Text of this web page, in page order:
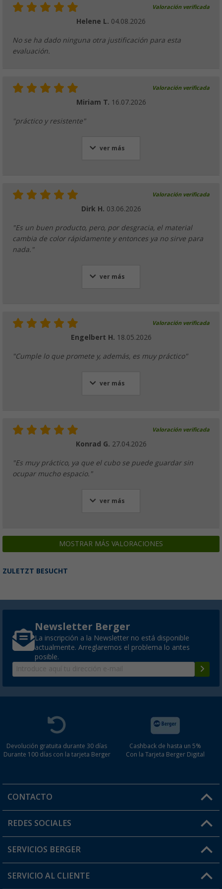
(16)
39,99€PVP59,99€
Berger Sevilla RPET vajilla 16 pcs.
Valoración verificada
Helene L. 04.08.2026
No se ha dado ninguna otra justificación para esta
evaluación.
Valoración verificada
Miriam T. 16.07.2026
"práctico y resistente"
ver más
Valoración verificada
Dirk H. 03.06.2026
"Es un buen producto, pero, por desgracia, el material
cambia de color rápidamente y entonces ya no sirve para
nada."
ver más
Valoración verificada
Engelbert H. 18.05.2026
"Cumple lo que promete y, además, es muy práctico"
ver más
Valoración verificada
Konrad G. 27.04.2026
"Es muy práctico, ya que el cubo se puede guardar sin
ocupar mucho espacio."
ver más
MOSTRAR MÁS VALORACIONES
ZULETZT BESUCHT
Newsletter Berger
La inscripción a la Newsletter no está disponible
actualmente. Arreglaremos el problema lo antes
posible.
Devolución gratuita durante 30 días
Durante 100 días con la tarjeta Berger
Cashback de hasta un 5%
Con la Tarjeta Berger Digital
CONTACTO
Horario de atención al cliente:
¿Tienes alguna duda?
REDES SOCIALES
SERVICIOS BERGER
Conviértete en distribuidor
SERVICIO AL CLIENTE